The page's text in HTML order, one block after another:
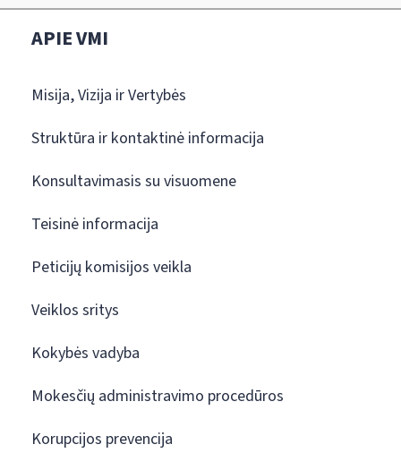
APIE VMI
Misija, Vizija ir Vertybės
Struktūra ir kontaktinė informacija
Konsultavimasis su visuomene
Teisinė informacija
Peticijų komisijos veikla
Veiklos sritys
Kokybės vadyba
Mokesčių administravimo procedūros
Korupcijos prevencija